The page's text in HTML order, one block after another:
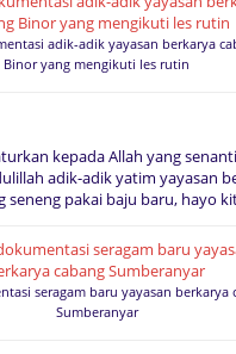
adik-adik yayasan berkarya
Binor yang mengikuti les rutin
kepada Allah yang
adik-adik yatim yayasan
pakai baju baru, hayo
seragam baru yayasan berkarya
Sumberanyar